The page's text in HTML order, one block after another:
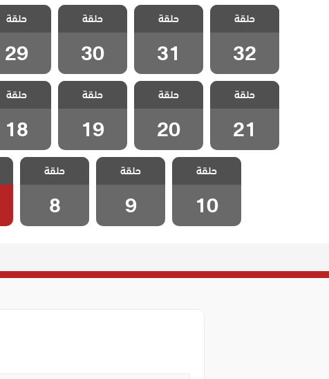
والاخيرة
حلقة
32
مسلسل ورود و
ذنوب الحلقة 31
حلقة
31
مسلسل ورود و
ذنوب الحلقة 30
حلقة
30
مسلسل
ذنوب الحلقة 29
حلقة
29
مسلسل ورود و
ذنوب الحلقة 21
حلقة
21
مسلسل ورود و
ذنوب الحلقة 20
حلقة
20
مسلسل ورود و
ذنوب الحلقة 19
حلقة
19
مسلسل
ذنوب الحلقة 18
حلقة
18
مسلسل ورود و
ذنوب الحلقة 10
حلقة
10
مسلسل ورود و
ذنوب الحلقة 9
حلقة
9
مسلسل ورود و
ذنوب الحلقة 8
حلقة
8